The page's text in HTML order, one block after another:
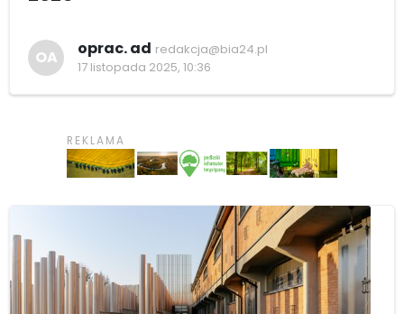
OA oprac. ad redakcja@bia24.pl
17 listopada 2025, 10:36